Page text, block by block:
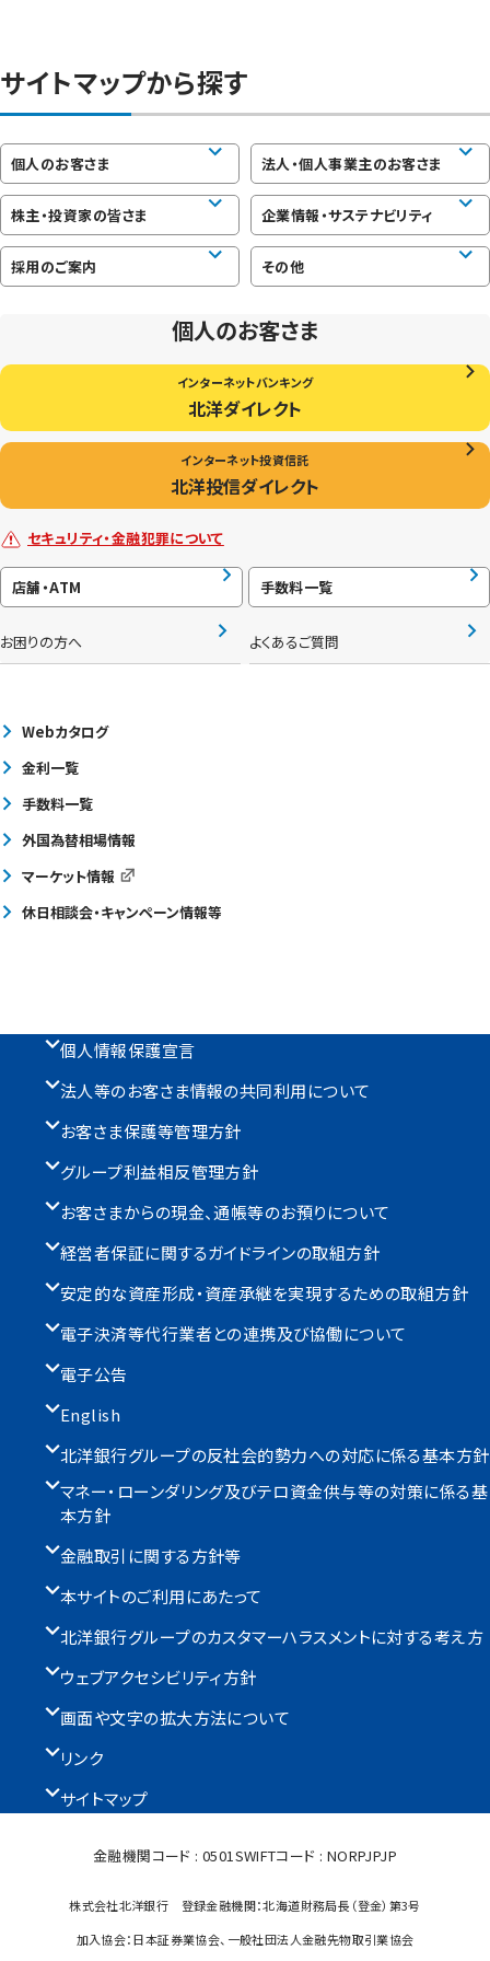
サイトマップから探す
個人のお客さま 法人・個人事業主のお客さま
株主・投資家の皆さま 企業情報・サステナビリティ
採用のご案内 その他
個人のお客さま
インターネットバンキング
北洋ダイレクト
インターネット投資信託
北洋投信ダイレクト
セキュリティ・金融犯罪について
店舗・ATM 手数料一覧
お困りの方へ よくあるご質問
Webカタログ
金利一覧
手数料一覧
外国為替相場情報
マーケット情報
休日相談会・キャンペーン情報等
個人情報保護宣言
法人等のお客さま情報の共同利用について
お客さま保護等管理方針
グループ利益相反管理方針
お客さまからの現金、通帳等のお預りについて
経営者保証に関するガイドラインの取組方針
安定的な資産形成・資産承継を実現するための取組方針
電子決済等代行業者との連携及び協働について
電子公告
English
北洋銀行グループの反社会的勢力への対応に係る基本方針
マネー・ローンダリング及びテロ資金供与等の対策に係る基
本方針
金融取引に関する方針等
本サイトのご利用にあたって
北洋銀行グループのカスタマーハラスメントに対する考え方
ウェブアクセシビリティ方針
画面や文字の拡大方法について
リンク
サイトマップ
金融機関コード : 0501SWIFTコード : NORPJPJP
株式会社北洋銀行 登録金融機関：北海道財務局長（登金）第3号
加入協会：日本証券業協会、一般社団法人金融先物取引業協会